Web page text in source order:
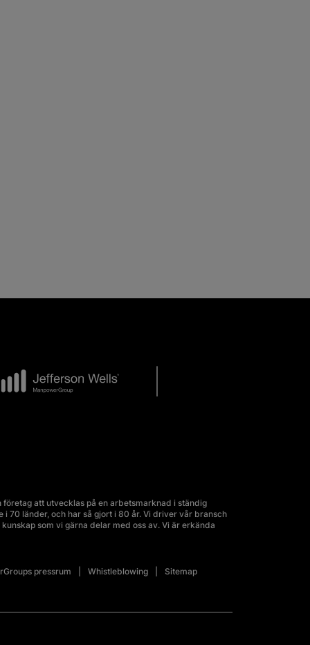
att utvecklas på en arbetsmarknad i ständig
70 länder, och har så gjort i 80 år. Vi driver vår bransch
som vi gärna delar med oss av. Vi är erkända
pressrum Whistleblowing Sitemap